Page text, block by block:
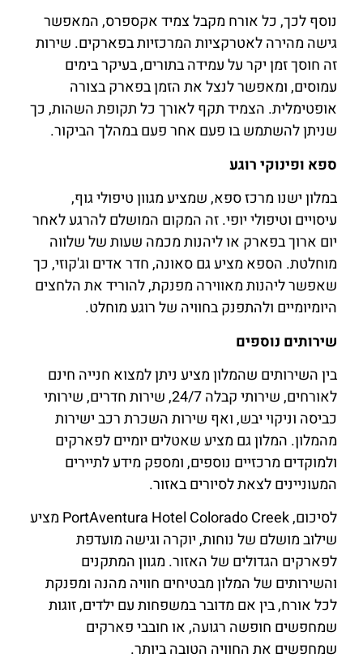
נוסף לכך, כל אורח מקבל צמיד אקספרס, המאפשר
גישה מהירה לאטרקציות המרכזיות בפארקים. שירות
זה חוסך זמן יקר על עמידה בתורים, בעיקר בימים
עמוסים, ומאפשר לנצל את הזמן בפארק בצורה
אופטימלית. הצמיד תקף לאורך כל תקופת השהות, כך
שניתן להשתמש בו פעם אחר פעם במהלך הביקור.
ספא ופינוקי רוגע
במלון ישנו מרכז ספא, שמציע מגוון טיפולי גוף,
עיסויים וטיפולי יופי. זה המקום המושלם להרגע לאחר
יום ארוך בפארק או ליהנות מכמה שעות של שלווה
מוחלטת. הספא מציע גם סאונה, חדר אדים וג'קוזי, כך
שאפשר ליהנות מאווירה מפנקת, להוריד את הלחצים
היומיומיים ולהתפנק בחוויה של רוגע מוחלט.
שירותים נוספים
בין השירותים שהמלון מציע ניתן למצוא חנייה חינם
לאורחים, שירותי קבלה 24/7, שירות חדרים, שירותי
כביסה וניקוי יבש, ואף שירות השכרת רכב ישירות
מהמלון. המלון גם מציע שאטלים יומיים לפארקים
ולמוקדים מרכזיים נוספים, ומספק מידע לתיירים
המעוניינים לצאת לסיורים באזור.
לסיכום, PortAventura Hotel Colorado Creek מציע
שילוב מושלם של נוחות, יוקרה וגישה מועדפת
לפארקים הגדולים של האזור. מגוון המתקנים
והשירותים של המלון מבטיחים חוויה מהנה ומפנקת
לכל אורח, בין אם מדובר במשפחות עם ילדים, זוגות
שמחפשים חופשה רגועה, או חובבי פארקים
שמחפשים את החוויה הטובה ביותר.